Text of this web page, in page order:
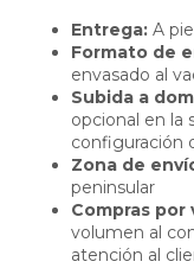
Entrega: A
Formato de
envasado al
Subida a
opcional en la
configuración
Zona de
peninsular
Compras por
volumen al
atención al